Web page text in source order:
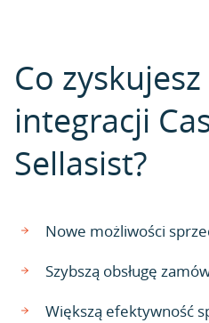
Co
integracji
Sellasist?
Nowe możliwości
Szybszą obsługę
Większą efektywność